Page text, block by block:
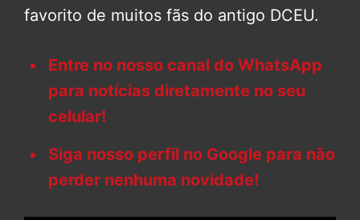
favorito de muitos fãs do antigo DCEU.
Entre no nosso canal do WhatsApp
para notícias diretamente no seu
celular!
Siga nosso perfil no Google para não
perder nenhuma novidade!